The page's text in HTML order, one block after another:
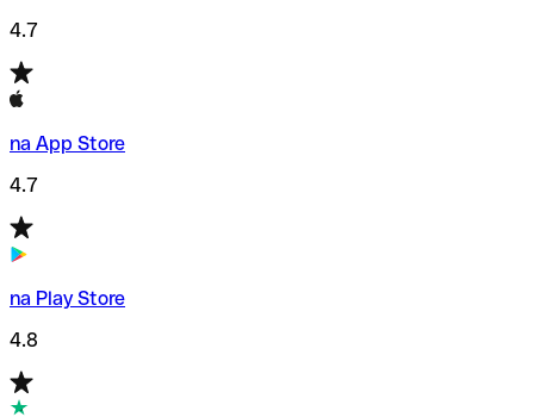
4.7
na App Store
4.7
na Play Store
4.8